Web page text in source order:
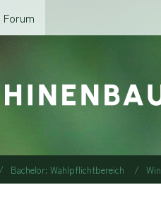
Forum
Bachelor: Wahlpflichtbereich